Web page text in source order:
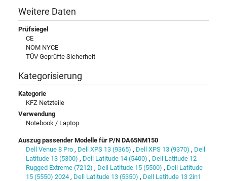
Weitere Daten
Prüfsiegel
CE
NOM NYCE
TÜV Geprüfte Sicherheit
Kategorisierung
Kategorie
KFZ Netzteile
Verwendung
Notebook / Laptop
Auszug passender Modelle für P/N DA65NM150
Dell Venue 8 Pro , Dell XPS 13 (9365) , Dell XPS 13 (9370) , Dell
Latitude 13 (5300) , Dell Latitude 14 (5400) , Dell Latitude 12
Rugged Extreme (7212) , Dell Latitude 15 (5500) , Dell Latitude
15 (5550) 2024 , Dell Latitude 13 (5350) , Dell Latitude 13 2in1